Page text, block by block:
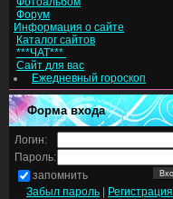
Форум
Информация о сайте
Каталог сайтов
***ЧАТ***
Сайт для вас
Ежедневный гороскоп
Форма входа
Логин:
Пароль:
запомнить
Забыл пароль
Регистрация